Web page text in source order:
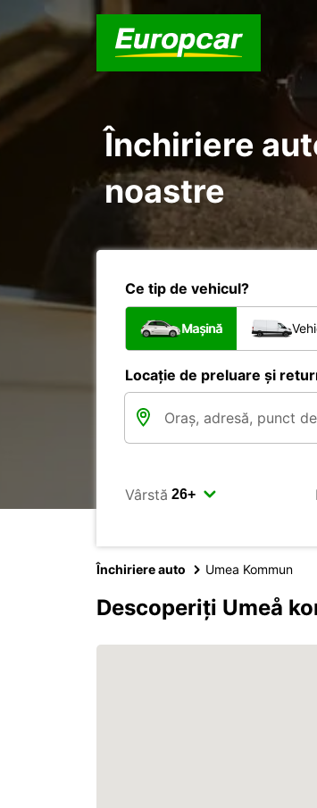
Închiriere
noastre
Ce tip de vehicul?
Mașină
Locație de preluare și
Vârstă
Închiriere auto Umea Kommun
Descoperiți Umeå